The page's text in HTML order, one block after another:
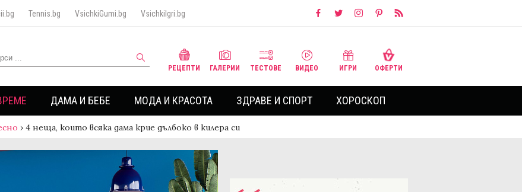
Tennis.bg VsichkiGumi.bg VsichkiIgri.bg
РЕЦЕПТИ ГАЛЕРИИ ТЕСТОВЕ ВИДЕО ИГРИ ОФЕРТИ
ДАМА И БЕБЕ МОДА И КРАСОТА ЗДРАВЕ И СПОРТ ХОРОСКОП
› 4 неща, които всяка дама крие дълбоко в килера си